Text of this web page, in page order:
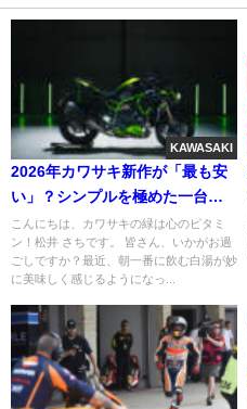
KAWASAKI
2026年カワサキ新作が「最も安
い」？シンプルを極めた一台に
古参ファンの心が震える理由
こんにちは、カワサキの緑は心のビタミ
ン！松井 さちです。 皆さん、いかがお過
ごしですか？最近、朝一番に飲む白湯が妙
に美味しく感じるようになっ...